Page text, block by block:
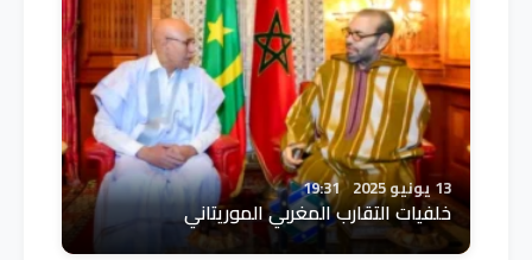
13 يونيو 2025 19:31
خلفيات التقارب المغربي الموريتاني